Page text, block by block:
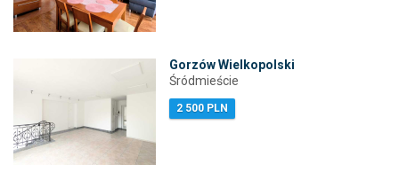
Gorzów Wielkopolski
Śródmieście
2 500 PLN